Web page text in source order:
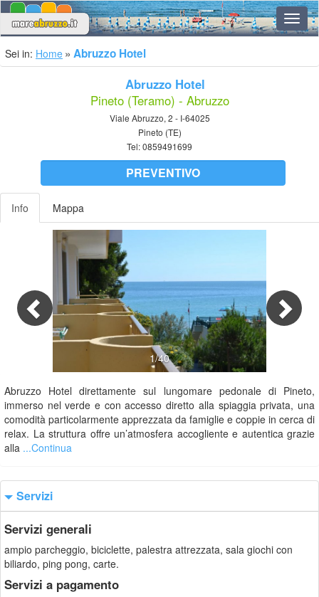
Sei in: Home Abruzzo Hotel
Abruzzo Hotel
Pineto (Teramo) - Abruzzo
Viale Abruzzo, 2 - I-64025
Pineto (TE)
Tel:0859491699
PREVENTIVO
Info Mappa
1/40
Previous
Abruzzo Hotel direttamente sul lungomare pedonale di Pineto,
immerso nel verde e con accesso diretto alla spiaggia privata, una
comodità particolarmente apprezzata da famiglie e coppie in cerca di
relax. La struttura offre un’atmosfera accogliente e autentica grazie
alla ...Continua
Servizi
Servizi generali
ampio parcheggio, biciclette, palestra attrezzata, sala giochi con
biliardo, ping pong, carte.
Servizi a pagamento